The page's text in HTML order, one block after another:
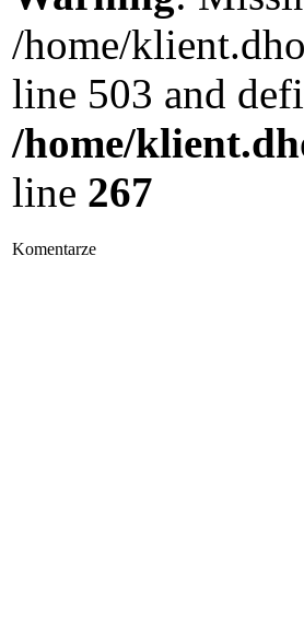
/home/
line 503 and
/home/
line 267
Komentarze